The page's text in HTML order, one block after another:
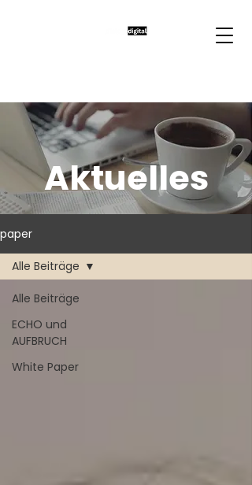
Aktuelles
paper
Alle Beiträge
ECHO und
AUFBRUCH
White Paper
Alle Beiträge